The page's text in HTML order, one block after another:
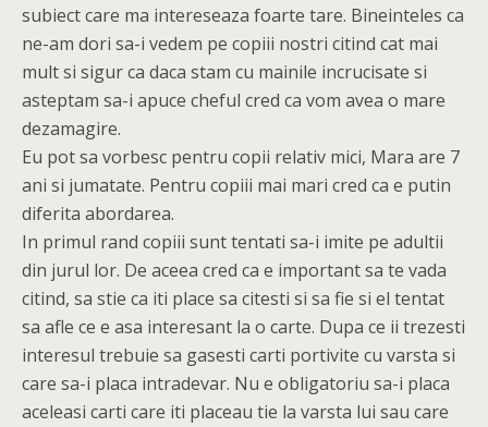
subiect care ma intereseaza foarte tare. Bineinteles ca
ne-am dori sa-i vedem pe copiii nostri citind cat mai
mult si sigur ca daca stam cu mainile incrucisate si
asteptam sa-i apuce cheful cred ca vom avea o mare
dezamagire.
Eu pot sa vorbesc pentru copii relativ mici, Mara are 7
ani si jumatate. Pentru copiii mai mari cred ca e putin
diferita abordarea.
In primul rand copiii sunt tentati sa-i imite pe adultii
din jurul lor. De aceea cred ca e important sa te vada
citind, sa stie ca iti place sa citesti si sa fie si el tentat
sa afle ce e asa interesant la o carte. Dupa ce ii trezesti
interesul trebuie sa gasesti carti portivite cu varsta si
care sa-i placa intradevar. Nu e obligatoriu sa-i placa
aceleasi carti care iti placeau tie la varsta lui sau care